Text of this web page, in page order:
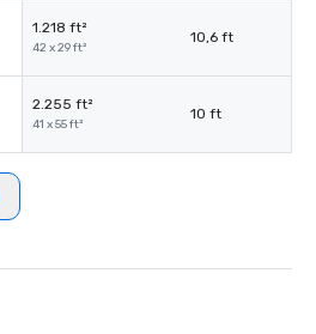
1.218 ft²
42 x 29 ft²
10,6 ft
2.255 ft²
41 x 55 ft²
10 ft